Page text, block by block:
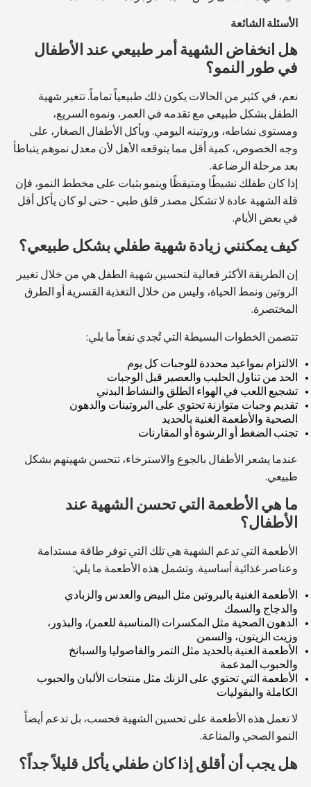
الأسئلة الشائعة
هل انخفاض الشهية أمر طبيعي عند الأطفال
في طور النمو؟
نعم، في كثير من الحالات يكون ذلك طبيعياً تماماً. تتغير شهية
الطفل بشكل طبيعي مع تقدمه في العمر، ونموه السريع،
ومستوى نشاطه، وروتينه اليومي. ويأكل الأطفال الصغار، على
وجه الخصوص، كمية أقل مما يتوقعه الأهل لأن معدل نموهم يتباطأ
بعد مرحلة الرضاعة.
إذا كان طفلك نشيطًا ومتيقظًا وينمو بثبات على مخطط النمو، فإن
قلة الشهية عادة لا تشكل مصدر قلق طبي - حتى لو كان يأكل أقل
في بعض الأيام.
كيف يمكنني زيادة شهية طفلي بشكل طبيعي؟
إن الطريقة الأكثر فعالية لتحسين شهية الطفل هي من خلال تغيير
الروتين ونمط الحياة، وليس من خلال التغذية القسرية أو الطرق
المختصرة.
تتضمن الخطوات البسيطة التي تُجدي نفعاً ما يلي:
الالتزام بمواعيد محددة للوجبات كل يوم
الحد من تناول الحليب والعصير قبل الوجبات
تشجيع اللعب في الهواء الطلق والنشاط البدني
تقديم وجبات متوازنة تحتوي على البروتينات والدهون
الصحية والأطعمة الغنية بالحديد
تجنب الضغط أو الرشوة أو المقارنات
عندما يشعر الأطفال بالجوع والاسترخاء، تتحسن شهيتهم بشكل
طبيعي.
ما هي الأطعمة التي تحسن الشهية عند
الأطفال؟
الأطعمة التي تدعم الشهية هي تلك التي توفر طاقة مستدامة
وعناصر غذائية أساسية. وتشمل هذه الأطعمة ما يلي:
الأطعمة الغنية بالبروتين مثل البيض والعدس والزبادي
والدجاج والسمك
الدهون الصحية مثل المكسرات (المناسبة للعمر)، والبذور،
وزيت الزيتون، والسمن
الأطعمة الغنية بالحديد مثل التمر والفاصوليا والسبانخ
والحبوب المدعمة
الأطعمة التي تحتوي على الزنك مثل منتجات الألبان والحبوب
الكاملة والبقوليات
لا تعمل هذه الأطعمة على تحسين الشهية فحسب، بل تدعم أيضاً
النمو الصحي والمناعة.
هل يجب أن أقلق إذا كان طفلي يأكل قليلاً جداً؟